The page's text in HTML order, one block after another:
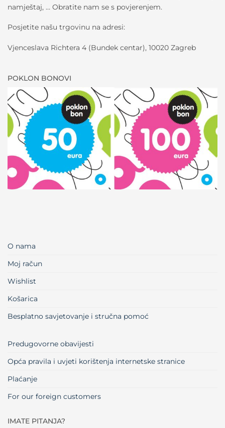
namještaj, … Obratite nam se s povjerenjem.
Posjetite našu trgovinu na adresi:
Vjenceslava Richtera 4 (Bundek centar), 10020 Zagreb
POKLON BONOVI
O nama
Moj račun
Wishlist
Košarica
Besplatno savjetovanje i stručna pomoć
Predugovorne obavijesti
Opća pravila i uvjeti korištenja internetske stranice
Plaćanje
For our foreign customers
IMATE PITANJA?